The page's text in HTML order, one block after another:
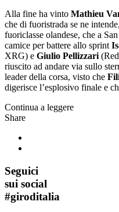
Alla fine ha vinto Mathieu
che di fuoristrada se ne
fuoriclasse olandese, che a
camice per battere allo sprint
XRG) e Giulio Pellizzari(Red
riuscito ad andare via sullo
leader della corsa, visto che
digerisce l’esplosivo finale e
Continua a leggere
Share
Seguici
sui social
#giroditalia